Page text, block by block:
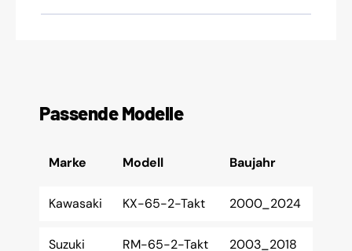
Passende Modelle
Marke Modell Baujahr
Kawasaki KX-65-2-Takt 2000_2024
Suzuki RM-65-2-Takt 2003_2018